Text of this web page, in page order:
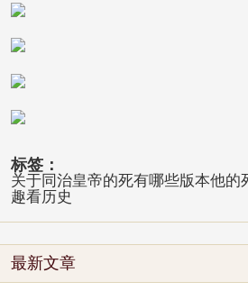
标签：
关于同治皇帝的死有哪些版本他的
趣看历史
最新文章